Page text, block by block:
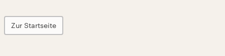
Zur Startseite